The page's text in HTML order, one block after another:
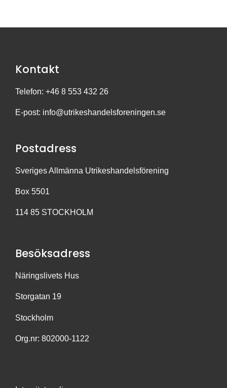
Kontakt
Telefon: +46 8 553 432 26
E-post: info@utrikeshandelsforeningen.se
Postadress
Sveriges Allmänna Utrikeshandelsförening
Box 5501
114 85 STOCKHOLM
Besöksadress
Näringslivets Hus
Storgatan 19
Stockholm
Org.nr: 802000-1122